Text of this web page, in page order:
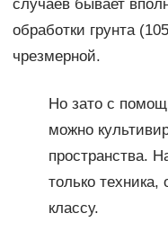
случаев бывает
обработки грунта
чрезмерной.
Но зато с
можно
пространства.
только
классу.